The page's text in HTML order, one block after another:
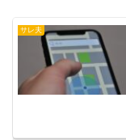
サレ夫